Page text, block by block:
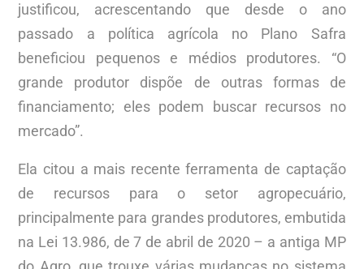
justificou, acrescentando que desde o ano
passado a política agrícola no Plano Safra
beneficiou pequenos e médios produtores. “O
grande produtor dispõe de outras formas de
financiamento; eles podem buscar recursos no
mercado”.
Ela citou a mais recente ferramenta de captação
de recursos para o setor agropecuário,
principalmente para grandes produtores, embutida
na Lei 13.986, de 7 de abril de 2020 – a antiga MP